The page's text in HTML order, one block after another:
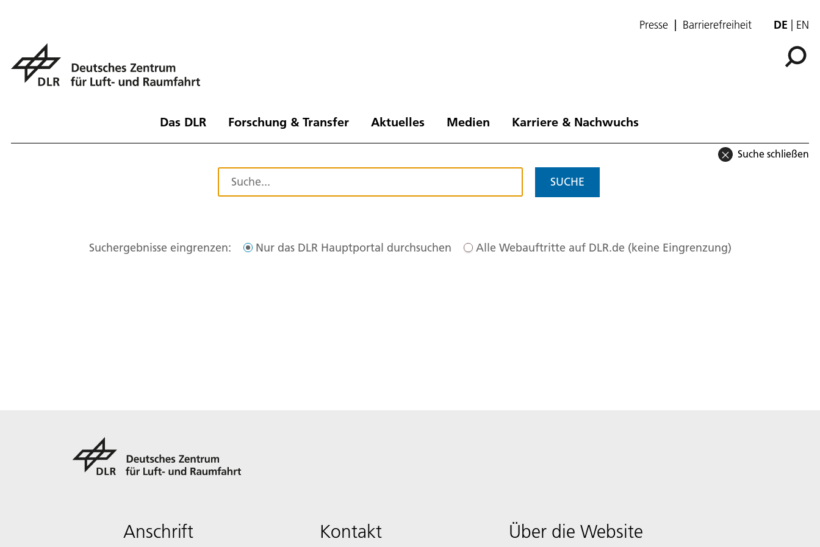
Presse Barrierefreiheit DE EN
Das DLR Forschung & Transfer Aktuelles Medien Karriere & Nachwuchs
Suche schließen
SUCHE
Suchergebnisse eingrenzen: Nur das DLR Hauptportal durchsuchen Alle Webauftritte auf DLR.de (keine Eingrenzung)
Anschrift Kontakt Über die Website